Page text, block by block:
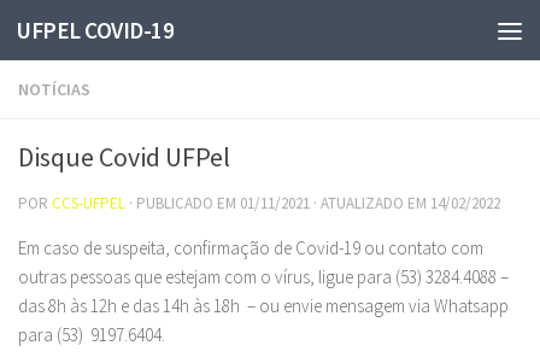
Skip to content
UFPEL COVID-19
NOTÍCIAS
Disque Covid UFPel
POR CCS-UFPEL · PUBLICADO EM 01/11/2021 · ATUALIZADO EM 14/02/2022
Em caso de suspeita, confirmação de Covid-19 ou contato com
outras pessoas que estejam com o vírus, ligue para (53) 3284.4088 –
das 8h às 12h e das 14h às 18h – ou envie mensagem via Whatsapp
para (53) 9197.6404.